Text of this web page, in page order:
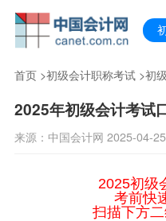
首页>初级会计职称考试>初
2025年初级会计考试
来源：中国会计网 2025-04-
2025初级
考前快
扫描下方二